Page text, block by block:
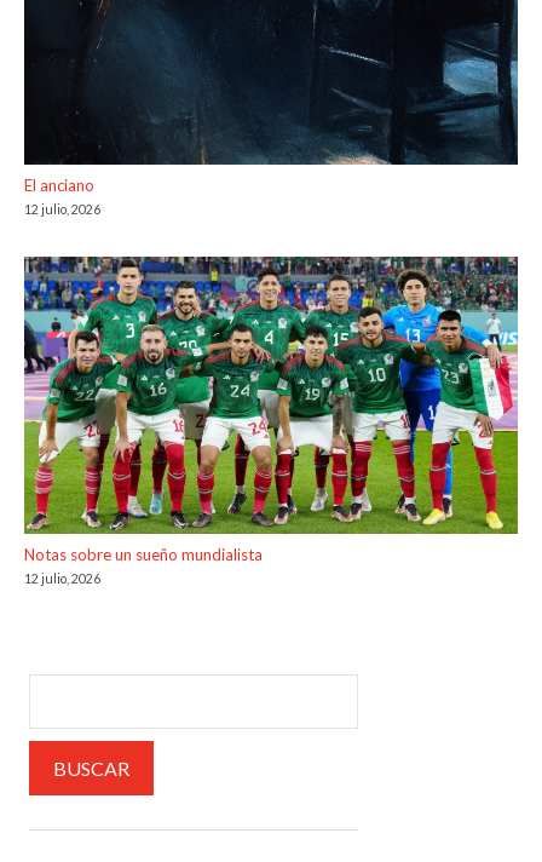
El anciano
12 julio, 2026
Notas sobre un sueño mundialista
12 julio, 2026